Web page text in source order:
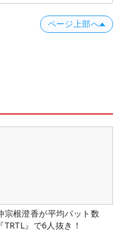
ページ上部へ
宗根澄香が平均パット数
『TRTL』で6人抜き！